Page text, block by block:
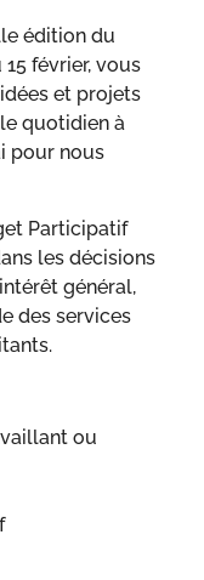
édition du
février, vous
et projets
quotidien à
pour nous
Participatif
les décisions
général,
des services
ou